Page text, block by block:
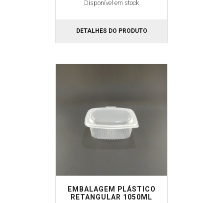
Disponível em stock
DETALHES DO PRODUTO
EMBALAGEM PLÁSTICO
RETANGULAR 1050ML